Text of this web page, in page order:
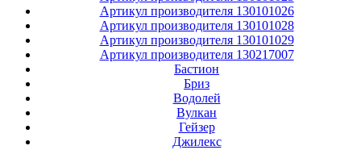
Артикул производителя 130101026
Артикул производителя 130101028
Артикул производителя 130101029
Артикул производителя 130217007
Бастион
Бриз
Водолей
Вулкан
Гейзер
Джилекс